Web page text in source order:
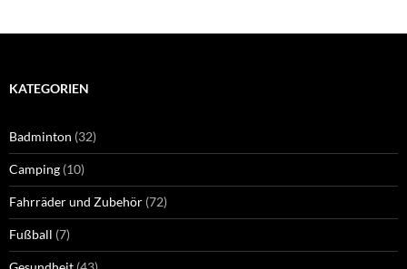
KATEGORIEN
Badminton (32)
Camping (10)
Fahrräder und Zubehör (72)
Fußball (7)